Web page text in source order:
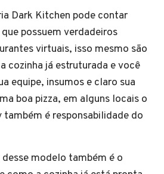
Dark Kitchen pode contar
possuem verdadeiros
virtuais, isso mesmo são
cozinha já estruturada e você
equipe, insumos e claro sua
boa pizza, em alguns locais o
é responsabilidade do
modelo também é o